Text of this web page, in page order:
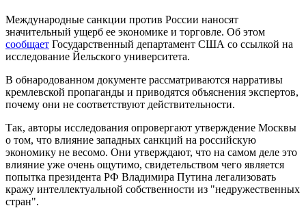
Международные санкции против России наносят
значительный ущерб ее экономике и торговле. Об этом
сообщает Государственный департамент США со ссылкой на
исследование Йельского университета.
В обнародованном документе рассматриваются нарративы
кремлевской пропаганды и приводятся объяснения экспертов,
почему они не соответствуют действительности.
Так, авторы исследования опровергают утверждение Москвы
о том, что влияние западных санкций на российскую
экономику не весомо. Они утверждают, что на самом деле это
влияние уже очень ощутимо, свидетельством чего является
попытка президента РФ Владимира Путина легализовать
кражу интеллектуальной собственности из "недружественных
стран".